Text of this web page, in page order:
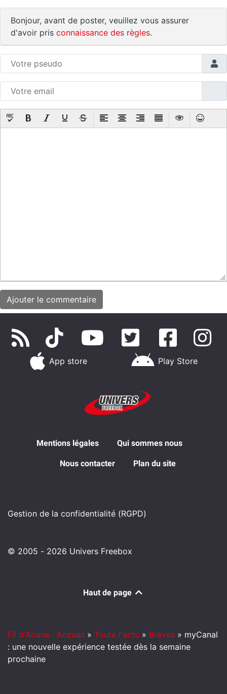
Bonjour, avant de poster, veuillez vous assurer
d'avoir pris connaissance des règles.
App store Play Store
Mentions légales Qui sommes nous
Nous contacter Plan du site
Gestion de la confidentialité (RGPD)
© 2005 - 2026 Univers Freebox
Haut de page
Fil d'Ariane : Accueil » Toute l'actu » Brèves » myCanal
: une nouvelle expérience testée dès la semaine
prochaine